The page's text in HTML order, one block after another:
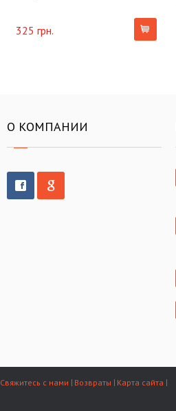
325 грн.
О КОМПАНИИ
Свяжитесь с нами Возвраты Карта сайта